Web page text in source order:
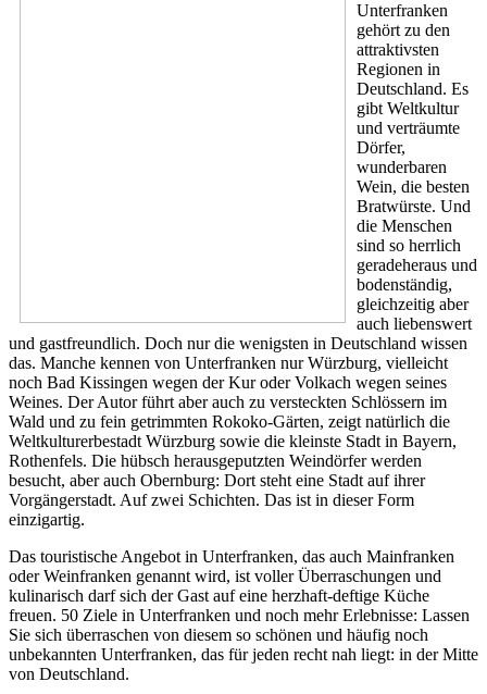
Unterfranken
gehört zu den
attraktivsten
Regionen in
Deutschland. Es
gibt Weltkultur
und verträumte
Dörfer,
wunderbaren
Wein, die besten
Bratwürste. Und
die Menschen
sind so herrlich
geradeheraus und
bodenständig,
gleichzeitig aber
auch liebenswert
und gastfreundlich. Doch nur die wenigsten in Deutschland wissen
das. Manche kennen von Unterfranken nur Würzburg, vielleicht
noch Bad Kissingen wegen der Kur oder Volkach wegen seines
Weines. Der Autor führt aber auch zu versteckten Schlössern im
Wald und zu fein getrimmten Rokoko-Gärten, zeigt natürlich die
Weltkulturerbestadt Würzburg sowie die kleinste Stadt in Bayern,
Rothenfels. Die hübsch herausgeputzten Weindörfer werden
besucht, aber auch Obernburg: Dort steht eine Stadt auf ihrer
Vorgängerstadt. Auf zwei Schichten. Das ist in dieser Form
einzigartig.
Das touristische Angebot in Unterfranken, das auch Mainfranken
oder Weinfranken genannt wird, ist voller Überraschungen und
kulinarisch darf sich der Gast auf eine herzhaft-deftige Küche
freuen. 50 Ziele in Unterfranken und noch mehr Erlebnisse: Lassen
Sie sich überraschen von diesem so schönen und häufig noch
unbekannten Unterfranken, das für jeden recht nah liegt: in der Mitte
von Deutschland.